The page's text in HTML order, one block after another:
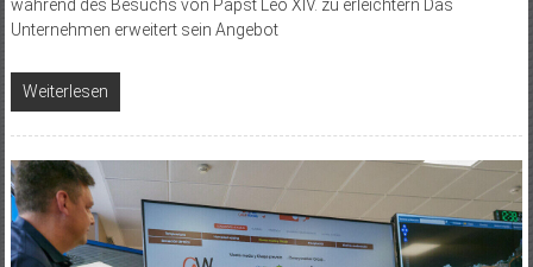
während des Besuchs von Papst Leo XIV. zu erleichtern Das
Unternehmen erweitert sein Angebot
Weiterlesen